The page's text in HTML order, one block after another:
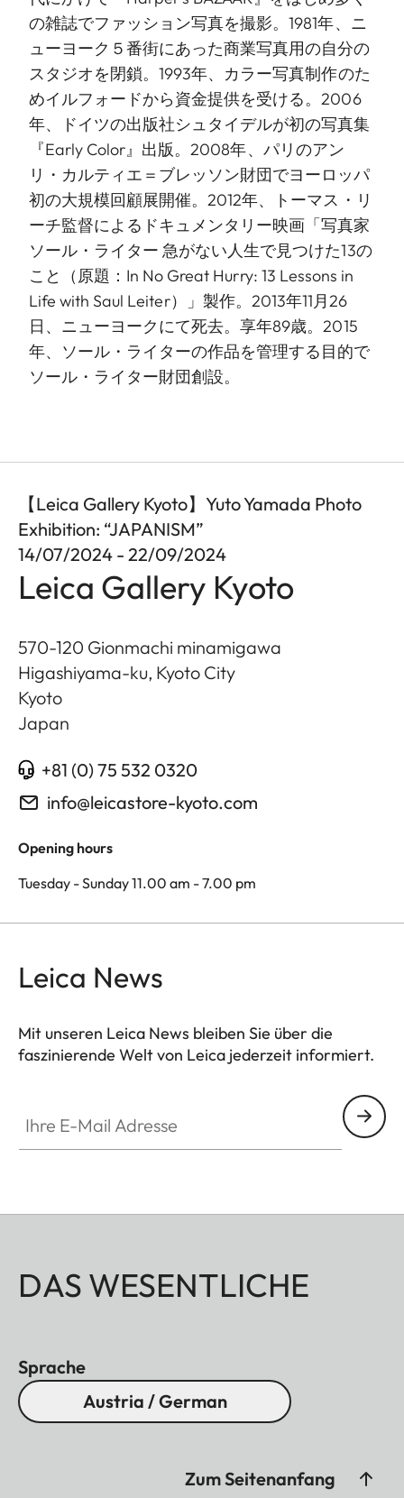
の雑誌でファッション写真を撮影。1981年、ニ
ューヨーク５番街にあった商業写真用の自分の
スタジオを閉鎖。1993年、カラー写真制作のた
めイルフォードから資金提供を受ける。2006
年、ドイツの出版社シュタイデルが初の写真集
『Early Color』出版。2008年、パリのアン
リ・カルティエ＝ブレッソン財団でヨーロッパ
初の大規模回顧展開催。2012年、トーマス・リ
ーチ監督によるドキュメンタリー映画「写真家
ソール・ライター 急がない人生で見つけた13の
こと（原題：In No Great Hurry: 13 Lessons in
Life with Saul Leiter）」製作。2013年11月26
日、ニューヨークにて死去。享年89歳。2015
年、ソール・ライターの作品を管理する目的で
ソール・ライター財団創設。
【Leica Gallery Kyoto】Yuto Yamada Photo
Exhibition: “JAPANISM”
14/07/2024 - 22/09/2024
Leica Gallery Kyoto
570-120 Gionmachi minamigawa
Higashiyama-ku, Kyoto City
Kyoto
Japan
+81 (0) 75 532 0320
info@leicastore-kyoto.com
Opening hours
Tuesday - Sunday 11.00 am - 7.00 pm
Leica News
Mit unseren Leica News bleiben Sie über die
faszinierende Welt von Leica jederzeit informiert.
DAS WESENTLICHE
Sprache
Austria / German
Zum Seitenanfang